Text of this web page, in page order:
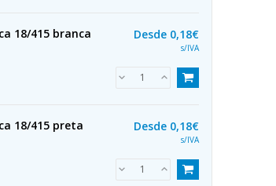
18/415 branca
Desde 0,18€
s/IVA
18/415 preta
Desde 0,18€
s/IVA